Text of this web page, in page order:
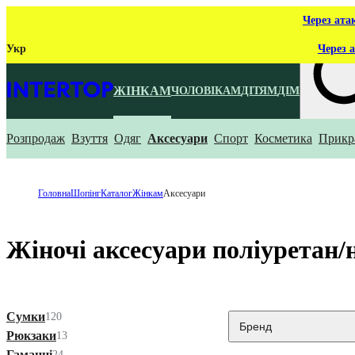
Через
Укр Через
ЖІНКАМЧОЛОВІКАМДІТЯМДІМ
Що ти
Розпродаж Взуття Одяг Аксесуари Спорт Косметика
ГоловнаШопінгКаталогЖінкамАксесуари
Жіночі аксесуари
Сумки120
Рюкзаки13
Бренд